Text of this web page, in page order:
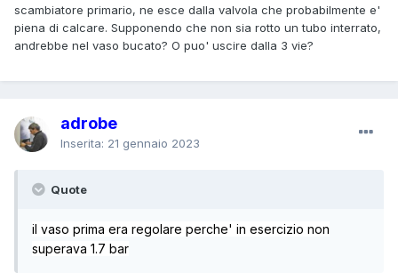
scambiatore primario, ne esce dalla valvola che probabilmente e'
piena di calcare. Supponendo che non sia rotto un tubo interrato,
andrebbe nel vaso bucato? O puo' uscire dalla 3 vie?
adrobe
Inserita: 21 gennaio 2023
Quote
il vaso prima era regolare perche' in esercizio non
superava 1.7 bar